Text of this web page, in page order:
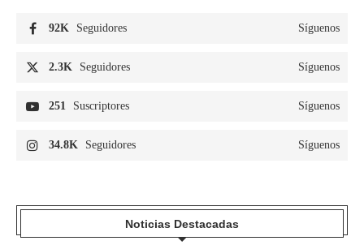
92K Seguidores Síguenos
2.3K Seguidores Síguenos
251 Suscriptores Síguenos
34.8K Seguidores Síguenos
Noticias Destacadas